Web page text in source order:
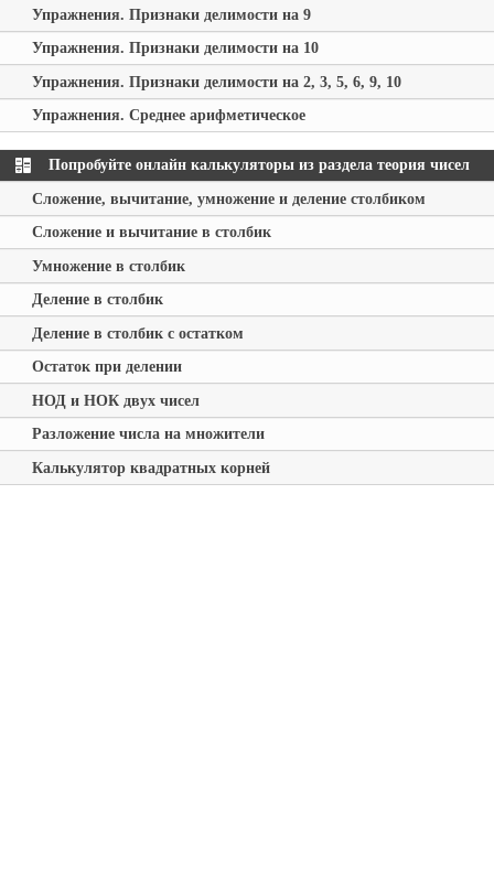
Упражнения. Признаки делимости на 9
Упражнения. Признаки делимости на 10
Упражнения. Признаки делимости на 2, 3, 5, 6, 9, 10
Упражнения. Среднее арифметическое
Попробуйте онлайн калькуляторы из раздела теория чисел
Сложение, вычитание, умножение и деление столбиком
Сложение и вычитание в столбик
Умножение в столбик
Деление в столбик
Деление в столбик с остатком
Остаток при делении
НОД и НОК двух чисел
Разложение числа на множители
Калькулятор квадратных корней